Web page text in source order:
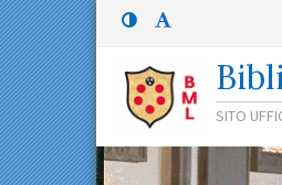
Menù
principale
Menù
superiore
Percorso
di
navigazione
SITO